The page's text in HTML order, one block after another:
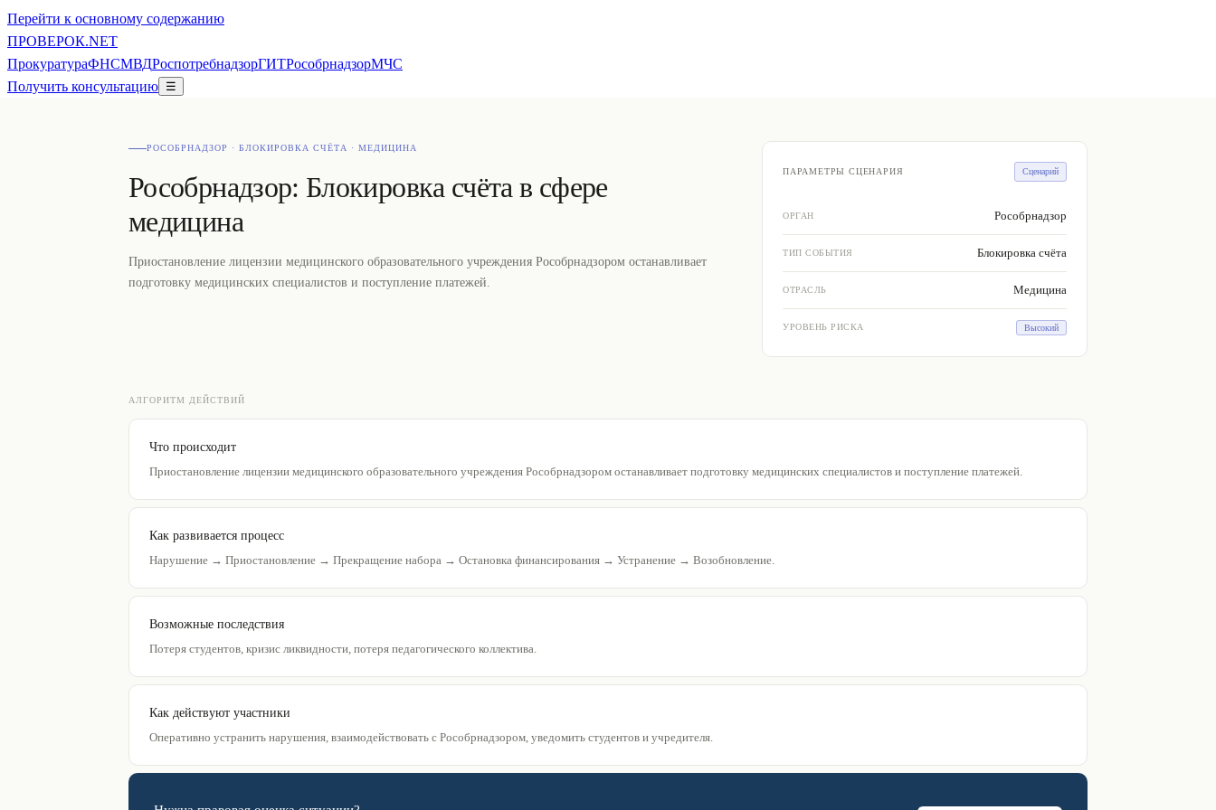
Перейти к основному содержанию
ПРОВЕРОК.NET
ПрокуратураФНСМВДРоспотребнадзорГИТРособрнадзорМЧС
Получить консультацию ☰
РОСОБРНАДЗОР · БЛОКИРОВКА СЧЁТА · МЕДИЦИНА
Рособрнадзор: Блокировка счёта в сфере
медицина
Приостановление лицензии медицинского образовательного учреждения Рособрнадзором останавливает
подготовку медицинских специалистов и поступление платежей.
ПАРАМЕТРЫ СЦЕНАРИЯ Сценарий
ОРГАН Рособрнадзор
ТИП СОБЫТИЯ Блокировка счёта
ОТРАСЛЬ Медицина
УРОВЕНЬ РИСКА Высокий
АЛГОРИТМ ДЕЙСТВИЙ
Что происходит
Приостановление лицензии медицинского образовательного учреждения Рособрнадзором останавливает подготовку медицинских специалистов и поступление платежей.
Как развивается процесс
Нарушение → Приостановление → Прекращение набора → Остановка финансирования → Устранение → Возобновление.
Возможные последствия
Потеря студентов, кризис ликвидности, потеря педагогического коллектива.
Как действуют участники
Оперативно устранить нарушения, взаимодействовать с Рособрнадзором, уведомить студентов и учредителя.